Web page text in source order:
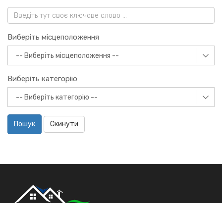
Виберіть місцеположення
Виберіть категорію
Пошук Скинути